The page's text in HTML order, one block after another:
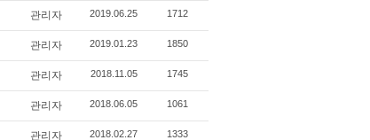
관리자 2019.06.25 1712
관리자 2019.01.23 1850
관리자 2018.11.05 1745
관리자 2018.06.05 1061
관리자 2018.02.27 1333